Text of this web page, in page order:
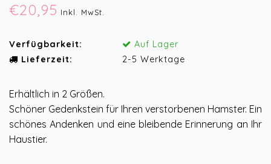
€20,95 Inkl. MwSt.
Verfügbarkeit:
Auf Lager
Lieferzeit:
2-5 Werktage
Erhältlich in 2 Größen.
Schöner Gedenkstein für Ihren verstorbenen Hamster. Ein
schönes Andenken und eine bleibende Erinnerung an Ihr
Haustier.